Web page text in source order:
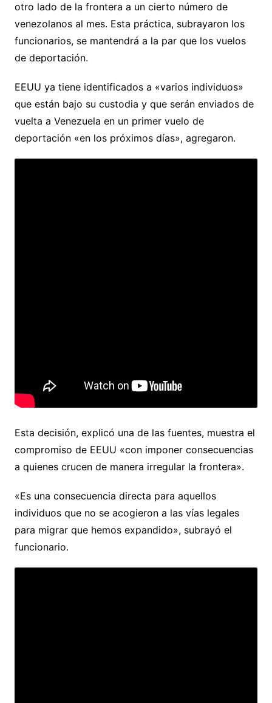
otro lado de la frontera a un cierto número de
venezolanos al mes. Esta práctica, subrayaron los
funcionarios, se mantendrá a la par que los vuelos
de deportación.
EEUU ya tiene identificados a «varios individuos»
que están bajo su custodia y que serán enviados de
vuelta a Venezuela en un primer vuelo de
deportación «en los próximos días», agregaron.
Esta decisión, explicó una de las fuentes, muestra el
compromiso de EEUU «con imponer consecuencias
a quienes crucen de manera irregular la frontera».
«Es una consecuencia directa para aquellos
individuos que no se acogieron a las vías legales
para migrar que hemos expandido», subrayó el
funcionario.